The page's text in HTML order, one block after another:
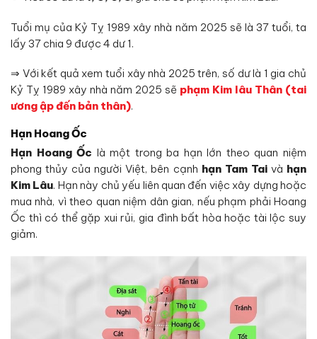
Tuổi mụ của Kỷ Tỵ 1989 xây nhà năm 2025 sẽ là 37 tuổi, ta
lấy 37 chia 9 được 4 dư 1.
⇒ Với kết quả xem tuổi xây nhà 2025 trên, số dư là 1 gia chủ
Kỷ Tỵ 1989 xây nhà năm 2025 sẽ phạm Kim lâu Thân (tai
ương ập đến bản thân).
Hạn Hoang Ốc
Hạn Hoang Ốc là một trong ba hạn lớn theo quan niệm
phong thủy của người Việt, bên cạnh hạn Tam Taivà hạn
Kim Lâu. Hạn này chủ yếu liên quan đến việc xây dựng hoặc
mua nhà, vì theo quan niệm dân gian, nếu phạm phải Hoang
Ốc thì có thể gặp xui rủi, gia đình bất hòa hoặc tài lộc suy
giảm.